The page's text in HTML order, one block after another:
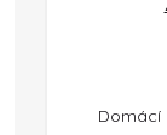
Domácí